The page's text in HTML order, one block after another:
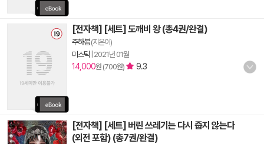
[전자책] [세트] 도깨비 왕 (총4권/완결)
주하봄(지은이)
미스틱 2021년 01월
14,000원 (700원) 9.3
[전자책] [세트] 버린 쓰레기는 다시 줍지 않는다
(외전 포함) (총7권/완결)